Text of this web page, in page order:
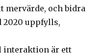
mervärde, och bidra
2020 uppfylls,
interaktion är ett